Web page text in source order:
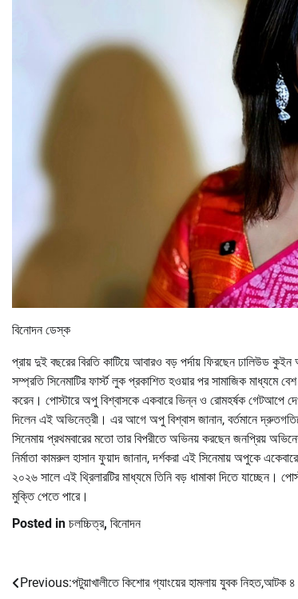
বিনোদন ডেস্ক
প্রায় দুই বছরের বিরতি কাটিয়ে আবারও বড় পর্দায় ফিরছেন ঢালিউড কুইন
সম্প্রতি সিনেমাটির ফার্স্ট লুক প্রকাশিত হওয়ার পর সামাজিক মাধ্যমে
করেন। পোস্টারে অপু বিশ্বাসকে একবারে ভিন্ন ও রোমহর্ষক গেটআপে
দিলেন এই অভিনেত্রী। এর আগে অপু বিশ্বাস জানান, বর্তমানে
সিনেমায় প্রথমবারের মতো তার বিপরীতে অভিনয় করছেন জনপ্রিয়
নির্মাতা কামরুল হাসান ফুয়াদ জানান, দর্শকরা এই সিনেমায় অপুকে
২০২৬ সালে এই থ্রিলারটির মাধ্যমে তিনি বড় ধামাকা দিতে যাচ্ছেন।
মুক্তি পেতে পারে।
Posted in চলচ্চিত্র, বিনোদন
Post
Previous:পটুয়াখালীতে কিশোর গ্যাংয়ের হামলায় যুবক নিহত,আটক ৪